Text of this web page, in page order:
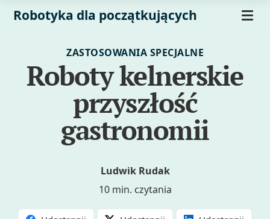
Robotyka dla początkujących
ZASTOSOWANIA SPECJALNE
Roboty kelnerskie
przyszłość
gastronomii
Ludwik Rudak
10 min. czytania